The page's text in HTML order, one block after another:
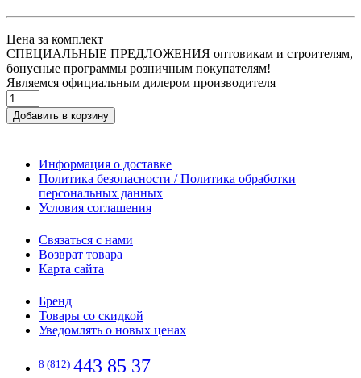
Цена за комплект
СПЕЦИАЛЬНЫЕ ПРЕДЛОЖЕНИЯ оптовикам и строителям,
бонусные программы розничным покупателям!
Являемся официальным дилером производителя
Добавить в корзину
Информация о доставке
Политика безопасности / Политика обработки
персональных данных
Условия соглашения
Связаться с нами
Возврат товара
Карта сайта
Бренд
Товары со скидкой
Уведомлять о новых ценах
8 (812) 443 85 37